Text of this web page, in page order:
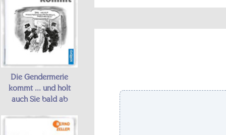
Die Gendermerie
kommt ... und holt
auch Sie bald ab